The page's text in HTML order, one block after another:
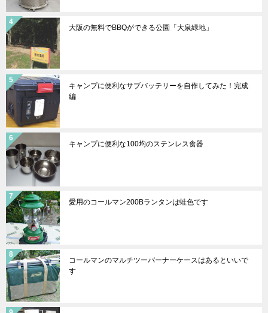
大阪の無料でBBQができる公園「大泉緑地」
キャンプに便利なサブバッテリーを自作してみた！完成
編
キャンプに便利な100均のステンレス食器
愛用のコールマン200Bランタンは蛙色です
コールマンのマルチツーバーナーケースはあるといいで
す